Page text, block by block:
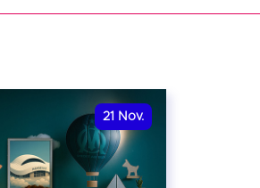
21 Nov.